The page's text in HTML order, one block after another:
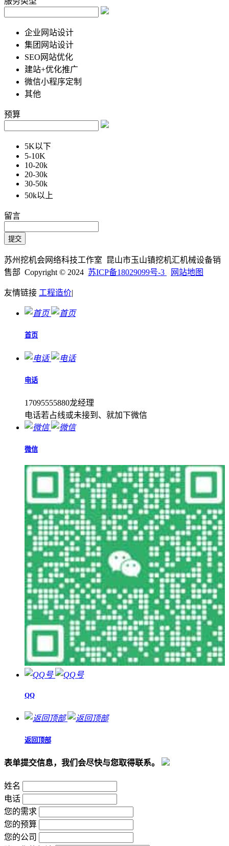
企业网站设计
集团网站设计
SEO网站优化
建站+优化推广
微信小程序定制
其他
预算
5K以下
5-10K
10-20k
20-30k
30-50k
50k以上
留言
苏州挖机会网络科技工作室 昆山市玉山镇挖机汇机械设备销
售部 Copyright © 2024 苏ICP备18029099号-3 网站地图
友情链接 工程造价|
首页
电话
17095555880龙经理
电话若占线或未接到、就加下微信
微信
QQ
返回顶部
表单提交信息，我们会尽快与您取得联系。
姓名
电话
您的需求
您的预算
您的公司